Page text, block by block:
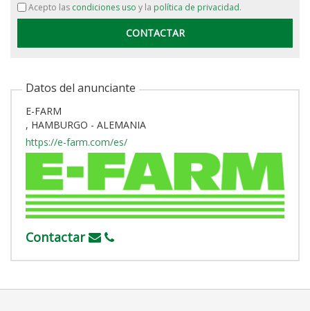
Acepto las condiciones uso y la política de privacidad.
Datos del anunciante
E-FARM
, HAMBURGO - ALEMANIA
https://e-farm.com/es/
Contactar